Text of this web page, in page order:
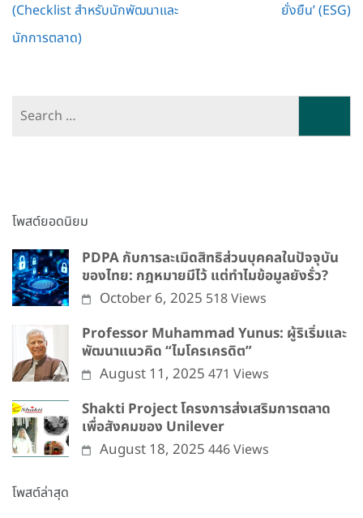
(Checklist สำหรับนักพัฒนาและ
นักการตลาด)
ยั่งยืน’ (ESG)
โพสต์ยอดนิยม
PDPA กับการละเมิดสิทธิส่วนบุคคลในปัจจุบัน
ของไทย: กฎหมายมีไว้ แต่ทำไมข้อมูลยังรั่ว?
October 6, 2025 518 Views
Professor Muhammad Yunus: ผู้ริเริ่มและ
พัฒนาแนวคิด “ไมโครเครดิต”
August 11, 2025 471 Views
Shakti Project โครงการส่งเสริมการตลาด
เพื่อสังคมของ Unilever
August 18, 2025 446 Views
โพสต์ล่าสุด